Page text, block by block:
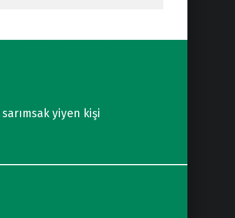
yiyen kişi